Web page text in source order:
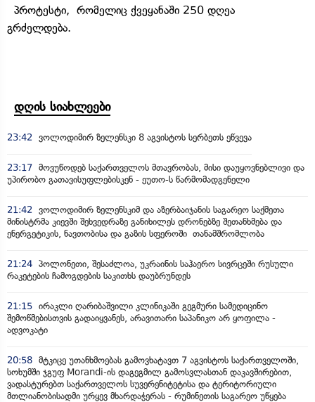
პროტესტი, რომელიც ქვეყანაში 250 დღეა
გრძელდება.
დღის სიახლეები
23:42 ვოლოდიმირ ზელენსკი 8 აგვისტოს სერბეთს ეწვევა
23:17 მოვუწოდებ საქართველოს მთავრობას, მისი დაუყოვნებლივი და
უპირობო გათავისუფლებისკენ - ეუთო-ს წარმომადგენელი
21:42
ვოლოდიმირ ზელენსკიმ და აზერბაიჯანის საგარეო საქმეთა
მინისტრმა კიევში შეხვედრაზე განიხილეს დრონებზე შეთანხმება და
ენერგეტიკის, ნავთობისა და გაზის სფეროში თანამშრომლობა
21:24 პოლონეთი, შესაძლოა, უკრაინის საჰაერო სივრცეში რუსული
რაკეტების ჩამოგდების საკითხს დაუბრუნდეს
21:15 ირაკლი ღარიბაშვილი კლინიკაში გეგმური სამედიცინო
შემოწმებისთვის გადაიყვანეს, არავითარი საპანიკო არ ყოფილა -
ადვოკატი
20:58 მტკიცე უთანხმოებას გამოვხატავთ 7 აგვისტოს საქართველოში,
სოხუმში ჯგუფ Morandi-ის დაგეგმილ გამოსვლასთან დაკავშირებით,
ვადასტურებთ საქართველოს სუვერენიტეტისა და ტერიტორიული
მთლიანობისადმი ურყევ მხარდაჭერას - რუმინეთის საგარეო უწყება